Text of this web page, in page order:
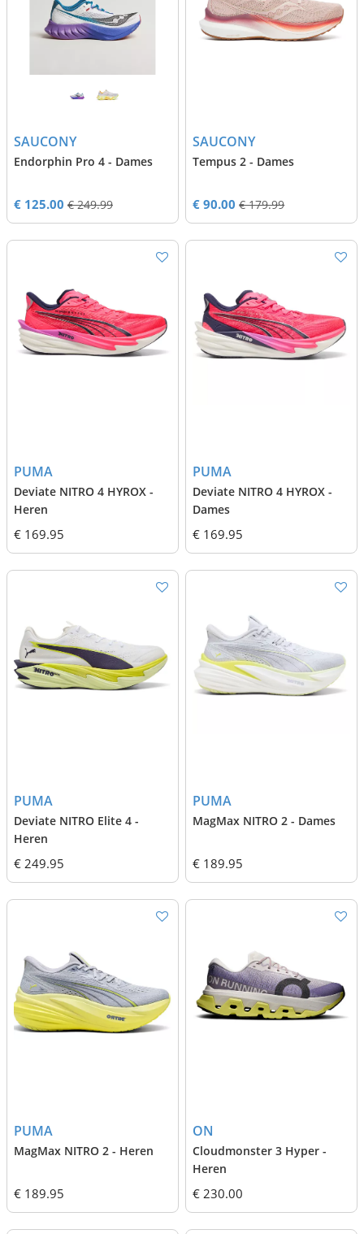
SAUCONY
Endorphin Pro 4 - Dames
€ 125.00 € 249.99
SAUCONY
Tempus 2 - Dames
€ 90.00 € 179.99
PUMA
Deviate NITRO 4 HYROX -
Heren
€ 169.95
PUMA
Deviate NITRO 4 HYROX -
Dames
€ 169.95
PUMA
Deviate NITRO Elite 4 -
Heren
€ 249.95
PUMA
MagMax NITRO 2 - Dames
€ 189.95
PUMA
MagMax NITRO 2 - Heren
€ 189.95
ON
Cloudmonster 3 Hyper -
Heren
€ 230.00